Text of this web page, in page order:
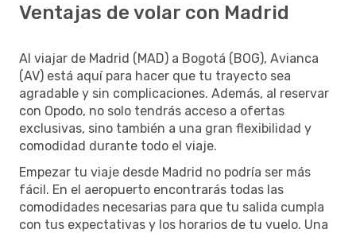
Ventajas de volar con Madrid
Al viajar de Madrid (MAD) a Bogotá (BOG), Avianca
(AV) está aquí para hacer que tu trayecto sea
agradable y sin complicaciones. Además, al reservar
con Opodo, no solo tendrás acceso a ofertas
exclusivas, sino también a una gran flexibilidad y
comodidad durante todo el viaje.
Empezar tu viaje desde Madrid no podría ser más
fácil. En el aeropuerto encontrarás todas las
comodidades necesarias para que tu salida cumpla
con tus expectativas y los horarios de tu vuelo. Una